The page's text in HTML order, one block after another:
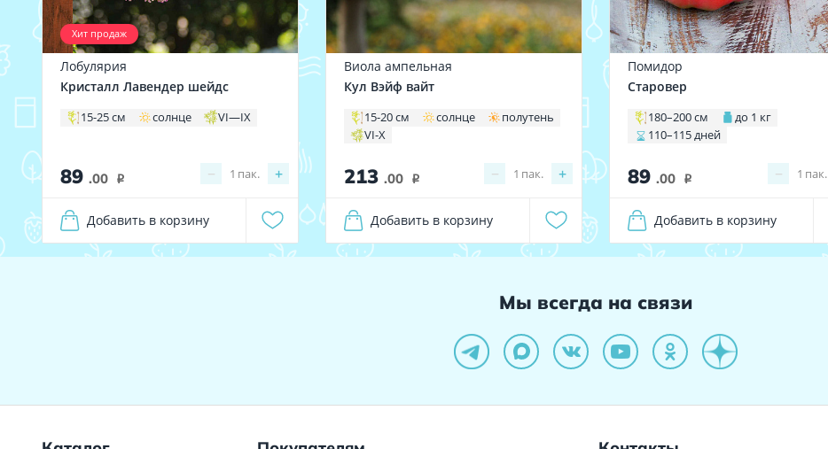
Хит продаж
Лобулярия
Кристалл Лавендер шейдс
15-25 см солнце VI—IX
89 .00 i − +
1 пак.
Добавить в корзину
Виола ампельная
Кул Вэйф вайт
15-20 см солнце
полутень
VI-X
213 .00 i − +
1 пак.
Добавить в корзину
Помидор
Старовер
180–200 см
до 1 кг
110–115 дней
89 .00 i − 1 пак.
Добавить в корзину
Мы всегда на связи